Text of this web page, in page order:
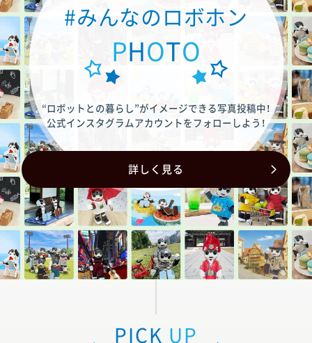
#みんなのロボホン
PHOTO
“ロボットとの暮らし”がイメージできる写真投稿中！
公式インスタグラムアカウントをフォローしよう！
詳しく見る
PICK UP